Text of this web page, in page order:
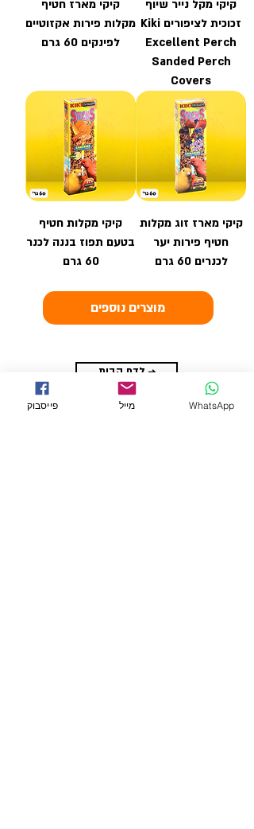
קיקי מקל נייר שיוף
זכוכית לציפורים Kiki
Excellent Perch
Sanded Perch
Covers
קיקי מארז חטיף
מקלות פירות אקזוטיים
לפינקים 60 גרם
קיקי מארז זוג מקלות
חטיף פירות יער
לכנרים 60 גרם
קיקי מקלות חטיף
בטעם תפוז בננה לכנר
60 גרם
מוצרים נוספים
לדף הבית →
מותגים פייסבוק מייל WhatsApp